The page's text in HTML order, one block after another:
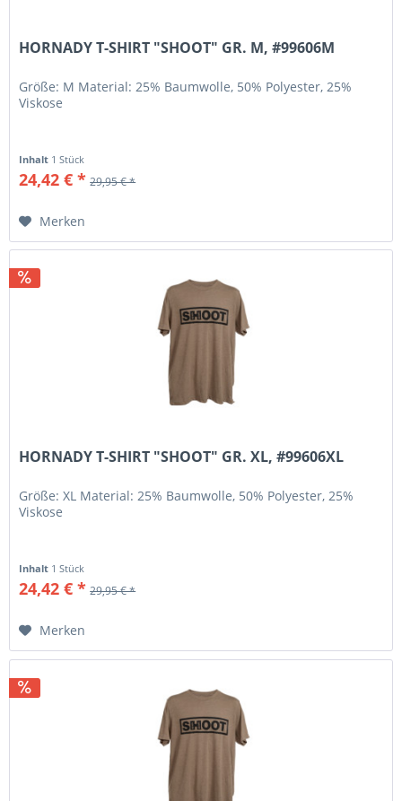
HORNADY T-SHIRT "SHOOT" GR. M, #99606M
Größe: M Material: 25% Baumwolle, 50% Polyester, 25%
Viskose
Inhalt 1 Stück
24,42 € * 29,95 € *
Merken
HORNADY T-SHIRT "SHOOT" GR. XL, #99606XL
Größe: XL Material: 25% Baumwolle, 50% Polyester, 25%
Viskose
Inhalt 1 Stück
24,42 € * 29,95 € *
Merken